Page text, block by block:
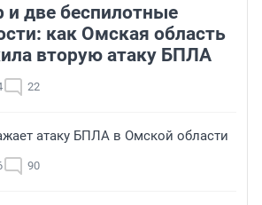
две беспилотные
как Омская область
вторую атаку БПЛА
22
атаку БПЛА в Омской области
90